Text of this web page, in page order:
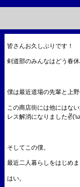
皆さんお久しぶりです！
剣道部のみんなはどう春
僕は最近道場の先輩と上
この商店街には他にはな
レス解消になりました
そしてこの僕。
最近二人暮らしをはじめま
はい。